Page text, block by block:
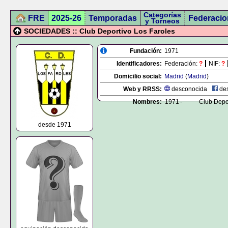
FRE 2025-26 Temporadas Categorías
y Torneos
SOCIEDADES :: Club Deportivo Los Faroles
desde 1971
Fundación: 1971
Identificadores: Federación: ? NIF: ?
Domicilio social: Madrid (Madrid)
Web y RRSS:
desconocida
Nombres: 1971- Club